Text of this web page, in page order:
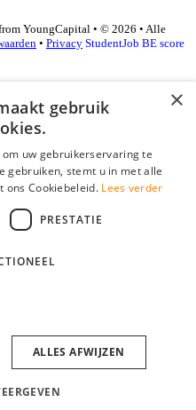
YoungCapital • © 2026 • Alle
• Privacy StudentJob BE score
×
gebruik
uw gebruikerservaring te
gebruiken, stemt u in met alle
ons Cookiebeleid. Lees verder
PRESTATIE
ALLES AFWIJZEN